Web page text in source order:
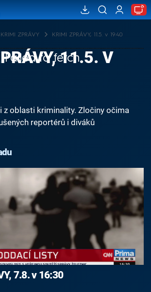
KRIMI ZPRÁVY KRIMI ZPRÁVY, 11.5. v 19:40
Failed to fetch11.5. V
z oblasti kriminality. Zločiny očima
reportérů i diváků
7.8. v 16:30